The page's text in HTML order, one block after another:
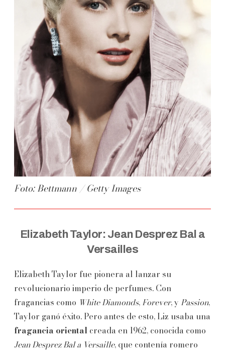
Foto: Bettmann / Getty Images
Elizabeth Taylor: Jean Desprez Bal a
Versailles
Elizabeth Taylor fue pionera al lanzar su
revolucionario imperio de perfumes. Con
fragancias como White Diamonds, Forever, y Passion,
Taylor ganó éxito. Pero antes de esto, Liz usaba una
fragancia oriental creada en 1962, conocida como
Jean Desprez Bal a Versaille, que contenía romero